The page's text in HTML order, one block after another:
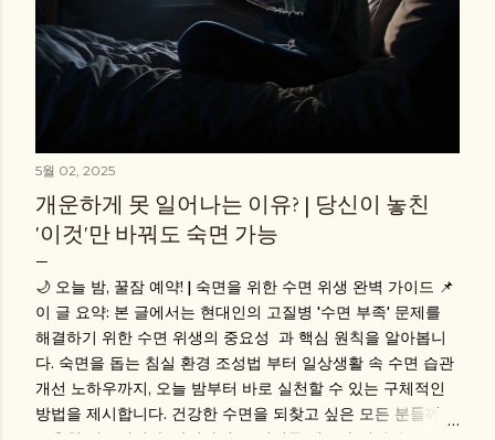
5월 02, 2025
개운하게 못 일어나는 이유? | 당신이 놓친
'이것'만 바꿔도 숙면 가능
🌙 오늘 밤, 꿀잠 예약! | 숙면을 위한 수면 위생 완벽 가이드 📌
이 글 요약: 본 글에서는 현대인의 고질병 '수면 부족' 문제를
해결하기 위한 수면 위생의 중요성 과 핵심 원칙을 알아봅니
다. 숙면을 돕는 침실 환경 조성법 부터 일상생활 속 수면 습관
개선 노하우까지, 오늘 밤부터 바로 실천할 수 있는 구체적인
방법을 제시합니다. 건강한 수면을 되찾고 싶은 모든 분들께